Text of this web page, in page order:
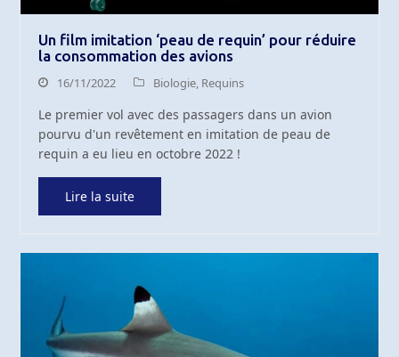
Un film imitation ‘peau de requin’ pour réduire
la consommation des avions
16/11/2022 Biologie, Requins
Le premier vol avec des passagers dans un avion
pourvu d'un revêtement en imitation de peau de
requin a eu lieu en octobre 2022 !
Lire la suite